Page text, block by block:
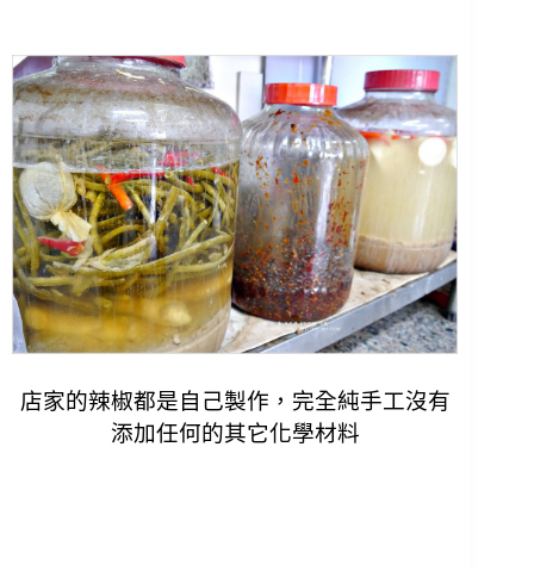
店家的辣椒都是自己製作，完全純手工沒有
添加任何的其它化學材料